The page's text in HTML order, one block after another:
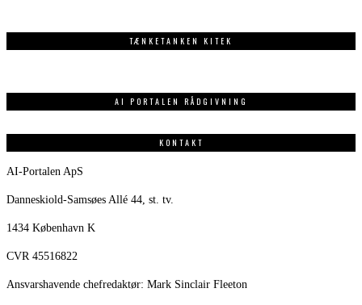
TÆNKETANKEN KITEK
AI PORTALEN RÅDGIVNING
KONTAKT
AI-Portalen ApS
Danneskiold-Samsøes Allé 44, st. tv.
1434 København K
CVR 45516822
Ansvarshavende chefredaktør: Mark Sinclair Fleeton